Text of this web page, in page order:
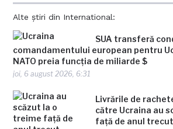
Alte știri din International:
SUA transferă
comandamentului european pentru
NATO preia funcția de miliarde $
joi, 6 august 2026, 6:31
Livrările de
către Ucraina au
față de anul trecut